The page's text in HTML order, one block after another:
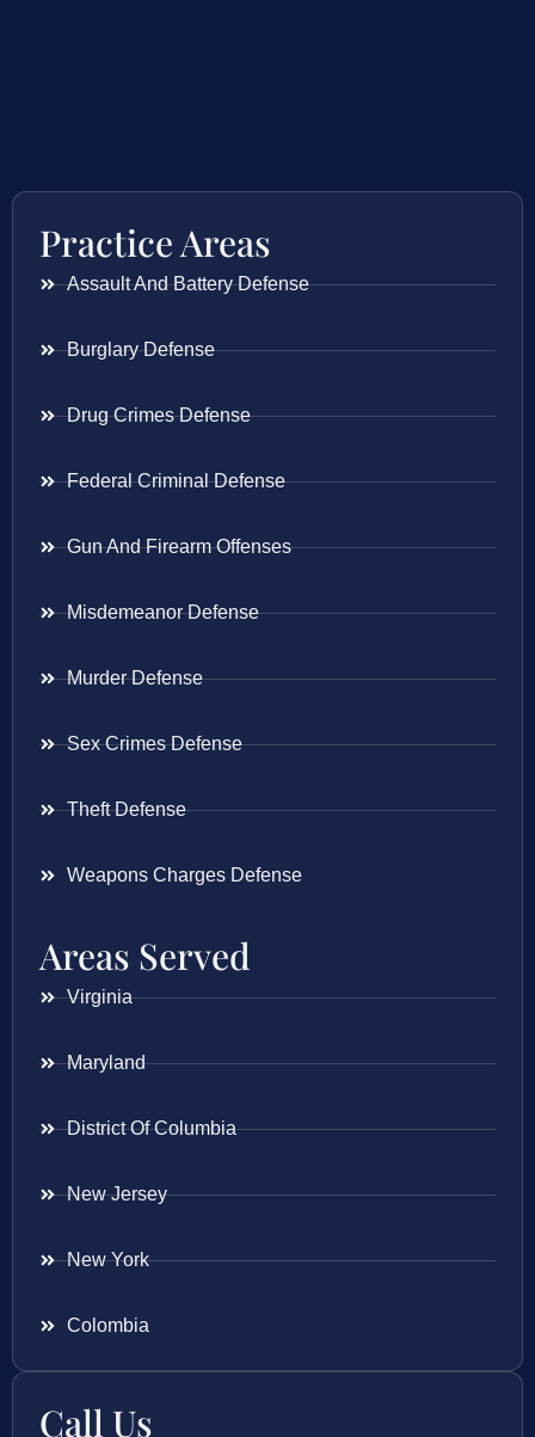
Practice Areas
Assault And Battery Defense
Burglary Defense
Drug Crimes Defense
Federal Criminal Defense
Gun And Firearm Offenses
Misdemeanor Defense
Murder Defense
Sex Crimes Defense
Theft Defense
Weapons Charges Defense
Areas Served
Virginia
Maryland
District Of Columbia
New Jersey
New York
Colombia
Call Us